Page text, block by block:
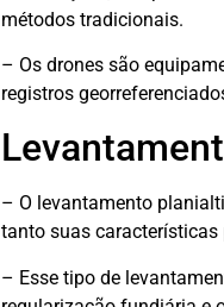
métodos tradicionais.
– Os drones são
registros
– O levantamento
tanto suas
– Esse tipo de